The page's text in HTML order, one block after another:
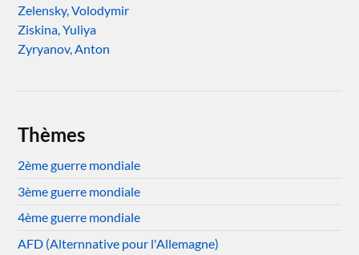
Zelensky, Volodymir
Ziskina, Yuliya
Zyryanov, Anton
Thèmes
2ème guerre mondiale
3ème guerre mondiale
4ème guerre mondiale
AFD (Alternnative pour l'Allemagne)